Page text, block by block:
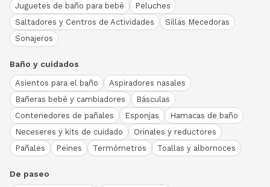
Juguetes de baño para bebé
Peluches
Saltadores y Centros de Actividades
Sillas Mecedoras
Sonajeros
Baño y cuidados
Asientos para el baño
Aspiradores nasales
Bañeras bebé y cambiadores
Básculas
Contenedores de pañales
Esponjas
Hamacas de baño
Neceseres y kits de cuidado
Orinales y reductores
Pañales
Peines Termómetros Toallas y albornoces
De paseo